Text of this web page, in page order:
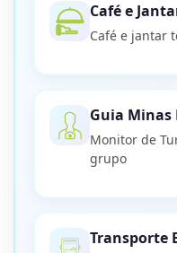
Café e
Café e jantar
Guia
Monitor de
grupo
Transporte